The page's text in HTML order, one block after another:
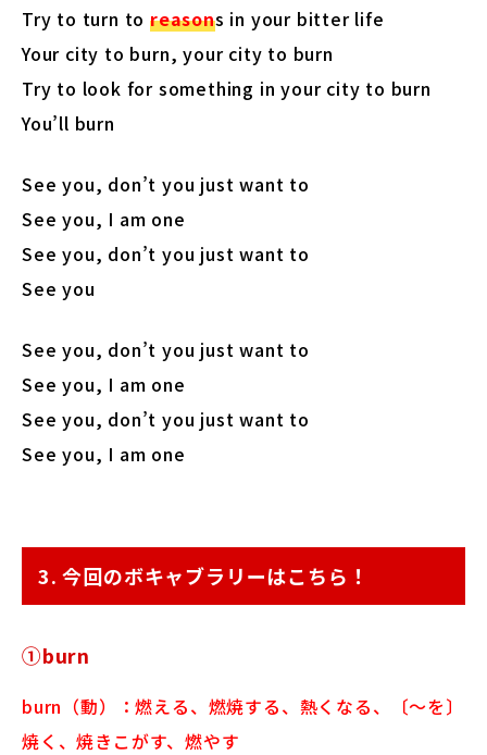
Try to turn to reasons in your bitter life
Your city to burn, your city to burn
Try to look for something in your city to burn
You’ll burn
See you, don’t you just want to
See you, I am one
See you, don’t you just want to
See you
See you, don’t you just want to
See you, I am one
See you, don’t you just want to
See you, I am one
3. 今回のボキャブラリーはこちら！
①burn
burn（動）：燃える、燃焼する、熱くなる、〔～を〕
焼く、焼きこがす、燃やす